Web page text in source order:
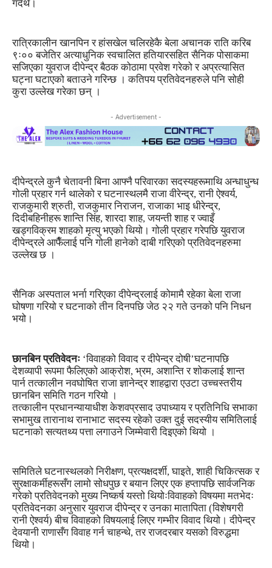
गर्दथे।
रात्रिकालीन खानपिन र हांसखेल चलिरहेकै बेला अचानक राति करिब
९ः०० बजेतिर अत्याधुनिक स्वचालित हतियारसहित सैनिक पोसाकमा
सजिएका युवराज दीपेन्द्र बैठक कोठामा प्रवेश गरेको र अप्रत्यासित
घट्ना घटाएको बताउने गरिन्छ । कतिपय प्रतिवेदनहरुले पनि सोही
कुरा उल्लेख गरेका छन् ।
- Advertisement -
दीपेन्द्रले कुनै चेतावनी बिना आफ्नै परिवारका सदस्यहरूमाथि अन्धाधुन्ध
गोली प्रहार गर्न थालेको र घटनास्थलमै राजा वीरेन्द्र, रानी ऐश्वर्य,
राजकुमारी श्रुती, राजकुमार निराजन, राजाका भाइ धीरेन्द्र,
दिदीबहिनीहरू शान्ति सिंह, शारदा शाह, जयन्ती शाह र ज्वाइँ
खड्गविक्रम शाहको मृत्यु भएको थियो। गोली प्रहार गरेपछि युवराज
दीपेन्द्रले आफैँलाई पनि गोली हानेको दाबी गरिएको प्रतिवेदनहरुमा
उल्लेख छ ।
सैनिक अस्पताल भर्ना गरिएका दीपेन्द्रलाई कोमामै रहेका बेला राजा
घोषणा गरियो र घटनाको तीन दिनपछि जेठ २२ गते उनको पनि निधन
भयो।
छानबिन प्रतिवेदनः ‘विवाहको विवाद र दीपेन्द्र दोषी’घटनापछि
देशव्यापी रूपमा फैलिएको आक्रोश, भ्रम, अशान्ति र शोकलाई शान्त
पार्न तत्कालीन नवघोषित राजा ज्ञानेन्द्र शाहद्वारा एउटा उच्चस्तरीय
छानबिन समिति गठन गरियो ।
तत्कालीन प्रधानन्यायाधीश केशवप्रसाद उपाध्याय र प्रतिनिधि सभाका
सभामुख तारानाथ रानाभाट सदस्य रहेको उक्त दुई सदस्यीय समितिलाई
घटनाको सत्यतथ्य पत्ता लगाउने जिम्मेवारी दिइएको थियो ।
समितिले घटनास्थलको निरीक्षण, प्रत्यक्षदर्शी, घाइते, शाही चिकित्सक र
सुरक्षाकर्मीहरूसँग लामो सोधपुछ र बयान लिएर एक हप्तापछि सार्वजनिक
गरेको प्रतिवेदनको मुख्य निष्कर्ष यस्तो थियोःविवाहको विषयमा मतभेदः
प्रतिवेदनका अनुसार युवराज दीपेन्द्र र उनका मातापिता (विशेषगरी
रानी ऐश्वर्य) बीच विवाहको विषयलाई लिएर गम्भीर विवाद थियो। दीपेन्द्र
देवयानी राणासँग विवाह गर्न चाहन्थे, तर राजदरबार यसको विरुद्धमा
थियो।